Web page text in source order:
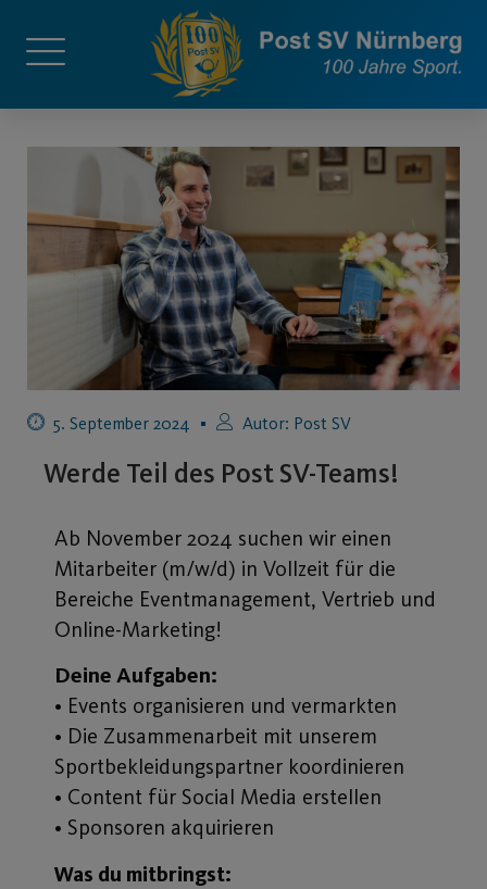
5. September 2024 Autor: Post SV
Werde Teil des Post SV-Teams!
Ab November 2024 suchen wir einen
Mitarbeiter (m/w/d) in Vollzeit für die
Bereiche Eventmanagement, Vertrieb und
Online-Marketing!
Deine Aufgaben:
• Events organisieren und vermarkten
• Die Zusammenarbeit mit unserem
Sportbekleidungspartner koordinieren
• Content für Social Media erstellen
• Sponsoren akquirieren
Was du mitbringst: